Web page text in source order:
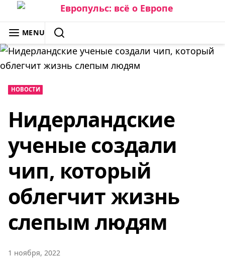
Skip
to
content
ЕВРОПУЛЬС: ВСЁ О ЕВРОПЕ
MENU
SEARCH
НОВОСТИ
Нидерландские
ученые создали
чип, который
облегчит жизнь
слепым людям
1 ноября, 2022